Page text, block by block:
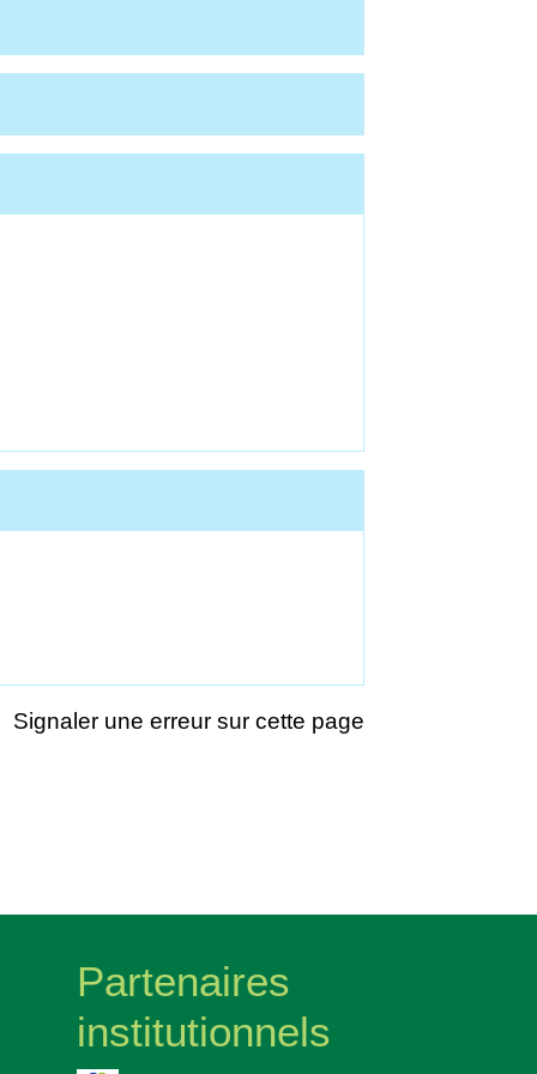
Signaler une erreur sur cette page
Partenaires
institutionnels